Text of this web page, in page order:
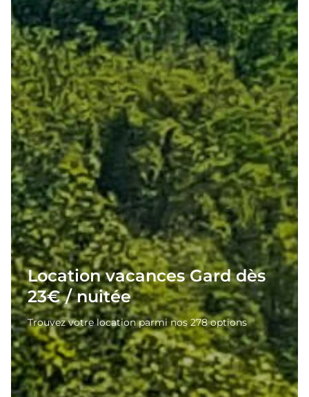
Location vacances Gard dès
23€ / nuitée
Trouvez votre location parmi nos 278 options